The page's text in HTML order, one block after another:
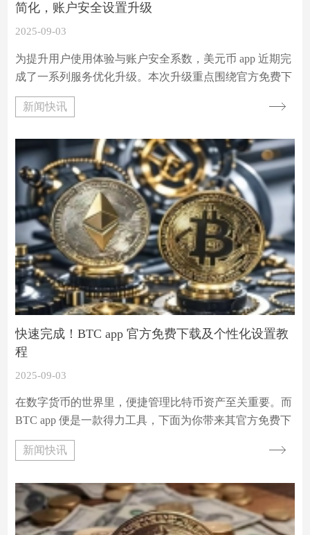
简化，账户安全设置升级
2025-09-03
为提升用户使用体验与账户安全系数，美元币 app 近期完
成了一系列服务优化升级。本次升级重点围绕官方免费下
载流程简化与账户安全设置强化两大方向，通过技术迭代
与流程重构，为全球用户提供更高效、更可靠的应用服
行详细说明。
新闻快讯
快速完成！BTC app 官方免费下载及个性化设置教
程
2025-09-03
在数字货币的世界里，便捷管理比特币资产至关重要。而
BTC app 便是一款得力工具，下面为你带来其官方免费下
载及个性化设置教程。
新闻快讯